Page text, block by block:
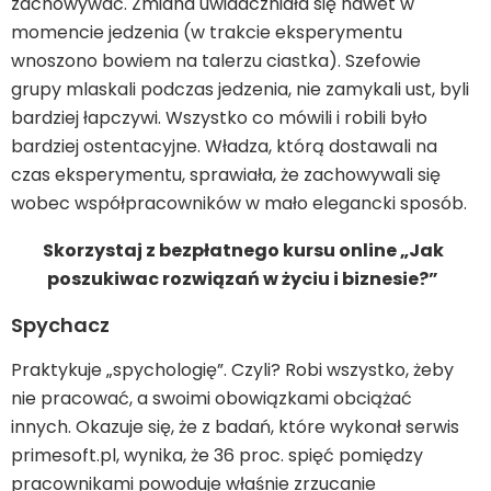
momencie jedzenia (w trakcie eksperymentu
wnoszono bowiem na talerzu ciastka). Szefowie
grupy mlaskali podczas jedzenia, nie zamykali ust, byli
bardziej łapczywi. Wszystko co mówili i robili było
bardziej ostentacyjne. Władza, którą dostawali na
czas eksperymentu, sprawiała, że zachowywali się
wobec współpracowników w mało elegancki sposób.
Skorzystaj z bezpłatnego kursu online „Jak
poszukiwac rozwiązań w życiu i biznesie?”
Spychacz
Praktykuje „spychologię”. Czyli? Robi wszystko, żeby
nie pracować, a swoimi obowiązkami obciążać
innych. Okazuje się, że z badań, które wykonał serwis
primesoft.pl, wynika, że 36 proc. spięć pomiędzy
pracownikami powoduje właśnie zrzucanie